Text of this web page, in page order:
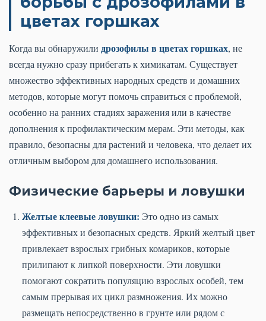
цветах горшках
Когда вы обнаружили дрозофилы в цветах горшках, не
всегда нужно сразу прибегать к химикатам. Существует
множество эффективных народных средств и домашних
методов, которые могут помочь справиться с проблемой,
особенно на ранних стадиях заражения или в качестве
дополнения к профилактическим мерам. Эти методы, как
правило, безопасны для растений и человека, что делает их
отличным выбором для домашнего использования.
Физические барьеры и ловушки
Желтые клеевые ловушки: Это одно из самых
эффективных и безопасных средств. Яркий желтый цвет
привлекает взрослых грибных комариков, которые
прилипают к липкой поверхности. Эти ловушки
помогают сократить популяцию взрослых особей, тем
самым прерывая их цикл размножения. Их можно
размещать непосредственно в грунте или рядом с